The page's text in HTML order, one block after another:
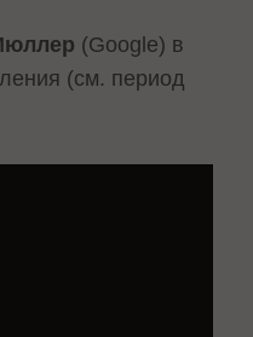
(Google) в
(см. период